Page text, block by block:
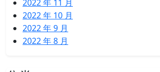
2022 年 11 月
2022 年 10 月
2022 年 9 月
2022 年 8 月